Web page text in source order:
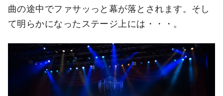
曲の途中でファサッっと幕が落とされます。そし
て明らかになったステージ上には・・・。